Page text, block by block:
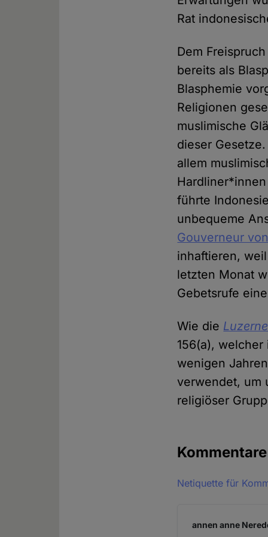
Rat
Dem
bereits als
Blasphemie
Religionen
muslimische
dieser
allem
führte
unbequeme
Gouverneur von
inhaftieren,
letzten Monat
Gebetsrufe
Wie die
156(a),
wenigen
verwendet, um
religiöser
Kommentare
Netiquette für
annen anne